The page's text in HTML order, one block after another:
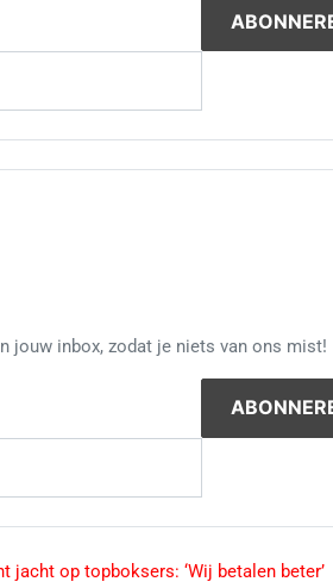
jouw inbox, zodat je niets van ons mist!
jacht op topboksers: ‘Wij betalen beter’